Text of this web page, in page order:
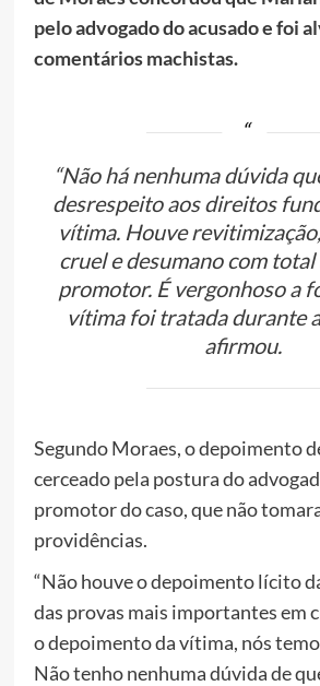
pelo advogado do acusado e foi
comentários machistas.
“Não há nenhuma dúvida
desrespeito aos direitos
vítima. Houve
cruel e desumano com
promotor. É vergonhoso a
vítima foi tratada durante a
afirmou.
Segundo Moraes, o depoimento
cerceado pela postura do
promotor do caso, que não
providências.
“Não houve o depoimento lícito
das provas mais importantes em
o depoimento da vítima, nós
Não tenho nenhuma dúvida de